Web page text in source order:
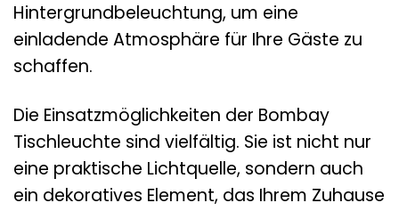
Hintergrundbeleuchtung, um eine
einladende Atmosphäre für Ihre Gäste zu
schaffen.
Die Einsatzmöglichkeiten der Bombay
Tischleuchte sind vielfältig. Sie ist nicht nur
eine praktische Lichtquelle, sondern auch
ein dekoratives Element, das Ihrem Zuhause